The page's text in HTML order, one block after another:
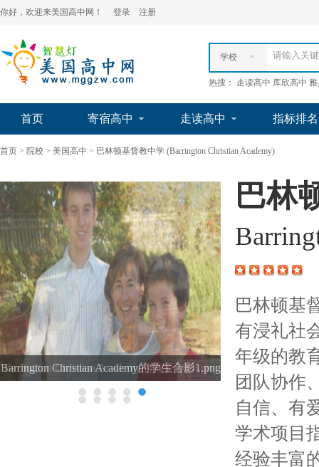
你好，欢迎来美国高中网！ 登录 注册
学校
热搜： 走读高中 库欣高中
首页 寄宿高中 走读高中 指标排名
首页 > 院校 > 美国高中 > 巴林顿基督教中学 (Barrington Christian Academy)
Barrington Christian Academy的陶瓷制作.png
巴林
巴林顿基
有浸礼社
年级的教
团队协作
自信、有
学术项目
经验丰富